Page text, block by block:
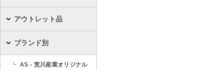
アウトレット品
ブランド別
AS - 荒川産業オリジナル